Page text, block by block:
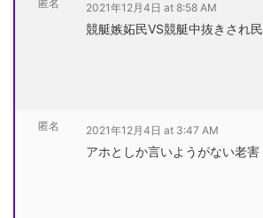
匿名 2021年12月4日 at 8:58 AM
競艇嫉妬民VS競艇中抜きされ民
匿名 2021年12月4日 at 3:47 AM
アホとしか言いようがない老害